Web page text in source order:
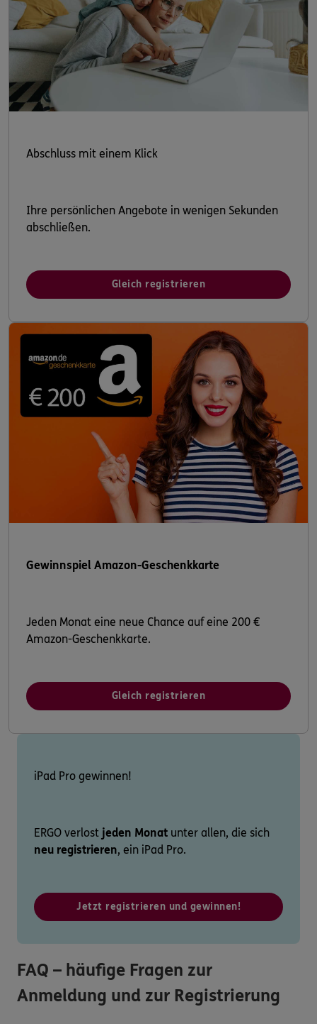
Abschluss mit einem Klick
Ihre persönlichen Angebote in wenigen Sekunden
abschließen.
Gleich registrieren
Gewinnspiel Amazon-Geschenkkarte
Jeden Monat eine neue Chance auf eine 200 €
Amazon-Geschenkkarte.
Gleich registrieren
iPad Pro gewinnen!
ERGO verlost jeden Monat unter allen, die sich
neu registrieren, ein iPad Pro.
Jetzt registrieren und gewinnen!
FAQ – häufige Fragen zur
Anmeldung und zur Registrierung